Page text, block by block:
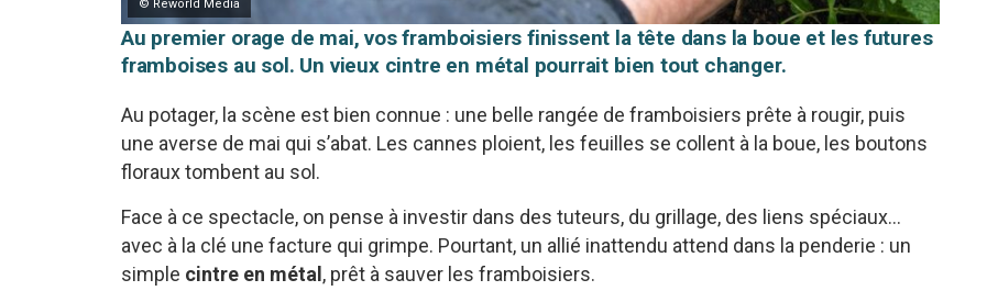
© Reworld Media
Au premier orage de mai, vos framboisiers finissent la tête dans la boue et les futures
framboises au sol. Un vieux cintre en métal pourrait bien tout changer.
Au potager, la scène est bien connue : une belle rangée de framboisiers prête à rougir, puis
une averse de mai qui s’abat. Les cannes ploient, les feuilles se collent à la boue, les boutons
floraux tombent au sol.
Face à ce spectacle, on pense à investir dans des tuteurs, du grillage, des liens spéciaux…
avec à la clé une facture qui grimpe. Pourtant, un allié inattendu attend dans la penderie : un
simple cintre en métal , prêt à sauver les framboisiers.